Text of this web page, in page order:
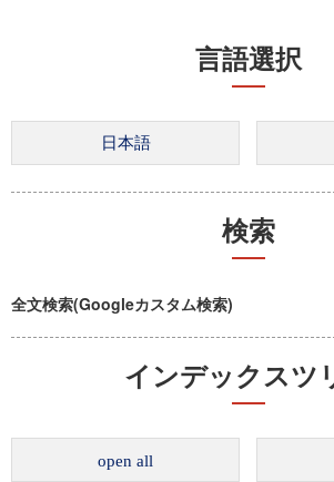
言語選択
検索
全文検索(Googleカスタム検索)
インデックスツ
open all